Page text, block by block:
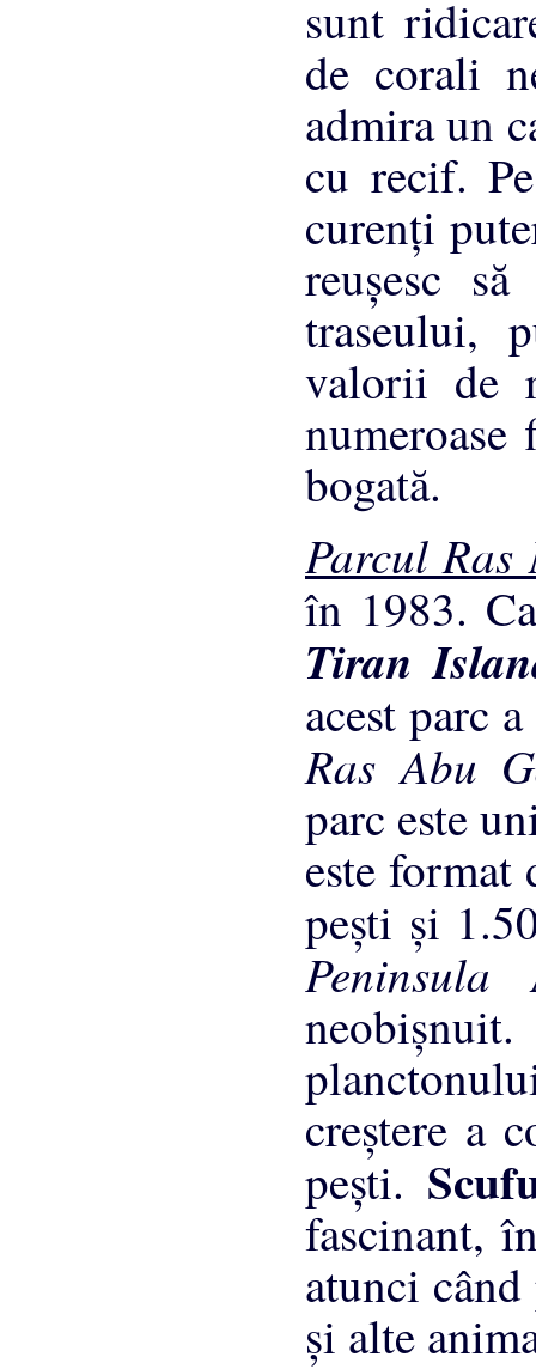
sunt
de corali
admira un
cu recif.
curenţi
reuşesc
traseului,
valorii de
bogată.
Parcul
în 1983.
Tiran
acest parc
Ras Abu
parc este
este
peşti şi
Peninsula
creştere a
peşti.
fascinant,
atunci
şi alte